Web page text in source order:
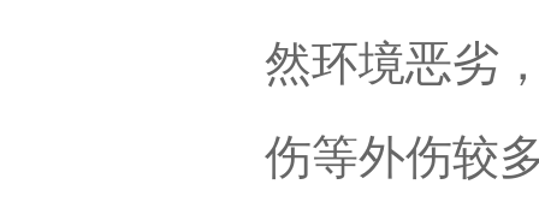
然环境恶劣
伤等外伤较